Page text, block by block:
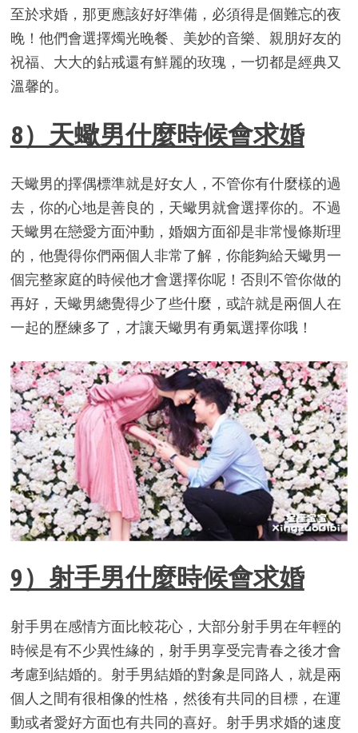
至於求婚，那更應該好好準備，必須得是個難忘的夜
晚！他們會選擇燭光晚餐、美妙的音樂、親朋好友的
祝福、大大的鉆戒還有鮮麗的玫瑰，一切都是經典又
溫馨的。
8）天蠍男什麼時候會求婚
天蠍男的擇偶標準就是好女人，不管你有什麼樣的過
去，你的心地是善良的，天蠍男就會選擇你的。不過
天蠍男在戀愛方面沖動，婚姻方面卻是非常慢條斯理
的，他覺得你們兩個人非常了解，你能夠給天蠍男一
個完整家庭的時候他才會選擇你呢！否則不管你做的
再好，天蠍男總覺得少了些什麼，或許就是兩個人在
一起的歷練多了，才讓天蠍男有勇氣選擇你哦！
9）射手男什麼時候會求婚
射手男在感情方面比較花心，大部分射手男在年輕的
時候是有不少異性緣的，射手男享受完青春之後才會
考慮到結婚的。射手男結婚的對象是同路人，就是兩
個人之間有很相像的性格，然後有共同的目標，在運
動或者愛好方面也有共同的喜好。射手男求婚的速度